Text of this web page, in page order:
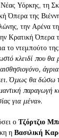
Υόρκης, τη
Όπερα της
την Αρένα
Κρατική Όπερα
το ντεμπούτο
κλειδί που θα
Όμως θα δώσω
παραγωγή
για μένα».
ο Τζόρτζιο
η Βασιλική